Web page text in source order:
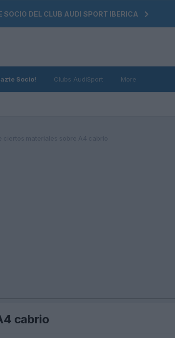
SOCIO DEL CLUB AUDI SPORT IBERICA
Socio! Clubs AudiSport More
cabrio